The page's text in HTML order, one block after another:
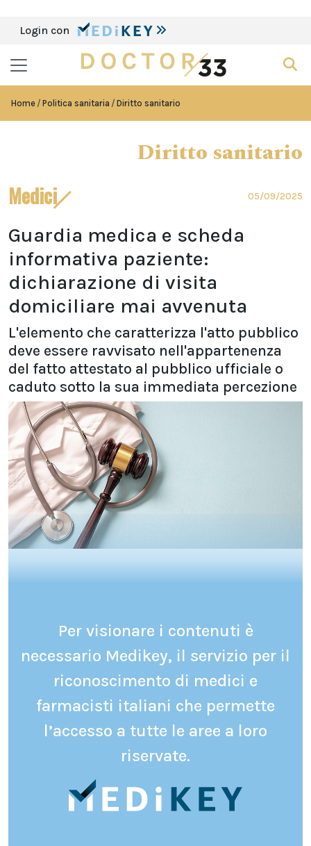
Login con
Home Politica sanitaria Diritto sanitario
Diritto sanitario
Medici 05/09/2025
Guardia medica e scheda
informativa paziente:
dichiarazione di visita
domiciliare mai avvenuta
L'elemento che caratterizza l'atto pubblico
deve essere ravvisato nell'appartenenza
del fatto attestato al pubblico ufficiale o
caduto sotto la sua immediata percezione
Per visionare i contenuti è
necessario Medikey, il servizio per il
riconoscimento di medici e
farmacisti italiani che permette
l’accesso a tutte le aree a loro
riservate.